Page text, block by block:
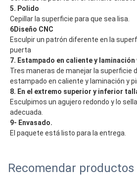
5. Polido
Cepillar la superficie para que sea lisa.
6Diseño CNC
Esculpir un patrón diferente en la
puerta
7. Estampado en caliente y
Tres maneras de manejar la superficie
estampado en caliente y laminación y
8. En el extremo superior y inferior
Esculpimos un agujero redondo y lo
adecuada.
9- Envasado.
El paquete está listo para la entrega.
Recomendar productos